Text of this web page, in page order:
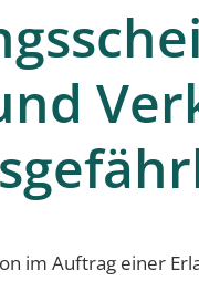
im Auftrag einer